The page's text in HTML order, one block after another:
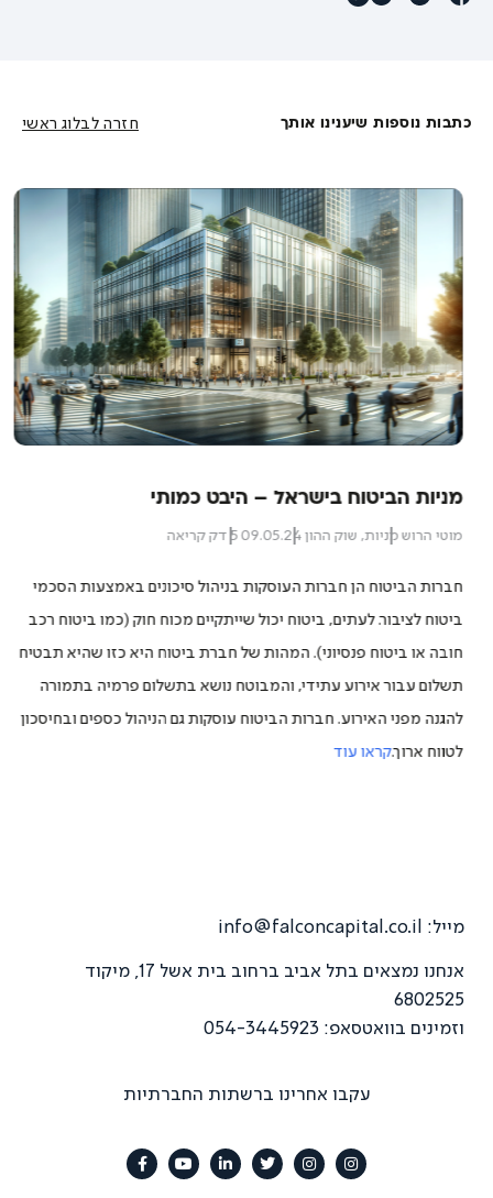
כתבות נוספות שיענינו אותך חזרה לבלוג ראשי
מניות הביטוח בישראל – היבט כמותי
מוטי הרושמניות,שוק ההון 09.05.245 דק קריאה
חברות הביטוח הן חברות העוסקות בניהול סיכונים באמצעות הסכמי
ביטוח לציבור. לעתים, ביטוח יכול שייתקיים מכוח חוק (כמו ביטוח רכב
חובה או ביטוח פנסיוני). המהות של חברת ביטוח היא כזו שהיא תבטיח
תשלום עבור אירוע עתידי, והמבוטח נושא בתשלום פרמיה בתמורה
להגנה מפני האירוע. חברות הביטוח עוסקות גם הניהול כספים ובחיסכון
לטווח ארוך.קראו עוד
מייל: info@falconcapital.co.il
אנחנו נמצאים בתל אביב ברחוב בית אשל 17, מיקוד
6802525
וזמינים בוואטסאפ: 054-3445923
עקבו אחרינו ברשתות החברתיות